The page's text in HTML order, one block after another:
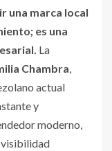
una marca local
es una
La
Chambra,
actual
y
moderno,
visibilidad